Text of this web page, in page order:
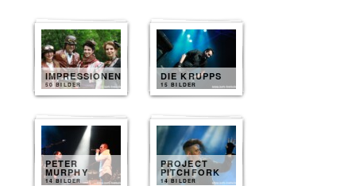
IMPRESSIONEN
50 BILDER
DIE KRUPPS
15 BILDER
PETER
MURPHY
14 BILDER
PROJECT
PITCHFORK
14 BILDER